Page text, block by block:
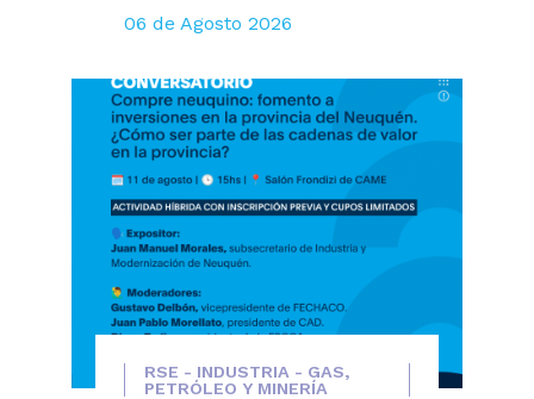
06 de Agosto 2026
RSE - INDUSTRIA - GAS,
PETRÓLEO Y MINERÍA